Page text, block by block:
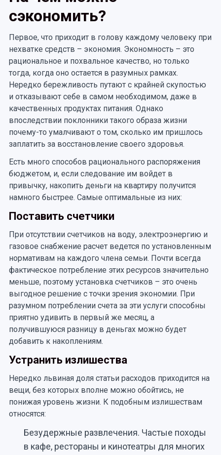
сэкономить?
Первое, что приходит в голову каждому человеку при
нехватке средств – экономия. Экономность – это
рациональное и похвальное качество, но только
тогда, когда оно остается в разумных рамках.
Нередко бережливость путают с крайней скупостью
и отказывают себе в самом необходимом, даже в
качественных продуктах питания. Однако
впоследствии поклонники такого образа жизни
почему-то умалчивают о том, сколько им пришлось
заплатить за восстановление своего здоровья.
Есть много способов рационального распоряжения
бюджетом, и, если следование им войдет в
привычку, накопить деньги на квартиру получится
намного быстрее. Самые оптимальные из них:
Поставить счетчики
При отсутствии счетчиков на воду, электроэнергию и
газовое снабжение расчет ведется по установленным
нормативам на каждого члена семьи. Почти всегда
фактическое потребление этих ресурсов значительно
меньше, поэтому установка счетчиков – это очень
выгодное решение с точки зрения экономии. При
разумном потреблении счета за эти услуги способны
приятно удивить в первый же месяц, а
получившуюся разницу в деньгах можно будет
добавить к накоплениям.
Устранить излишества
Нередко львиная доля статьи расходов приходится на
вещи, без которых вполне можно обойтись, не
понижая уровень жизни. К подобным излишествам
относятся:
Безудержные развлечения. Частые походы
в кафе, рестораны и кинотеатры для многих